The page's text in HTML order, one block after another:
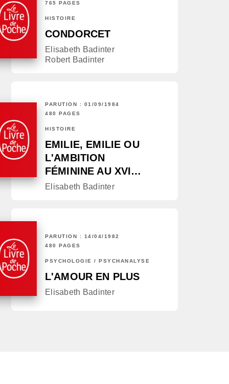
765 PAGES
HISTOIRE
CONDORCET
Elisabeth Badinter
Robert Badinter
PARUTION : 01/09/1984
480 PAGES
HISTOIRE
EMILIE, EMILIE OU
L'AMBITION
FÉMININE AU XVI…
Elisabeth Badinter
PARUTION : 14/04/1982
480 PAGES
PSYCHOLOGIE / PSYCHANALYSE
L'AMOUR EN PLUS
Elisabeth Badinter